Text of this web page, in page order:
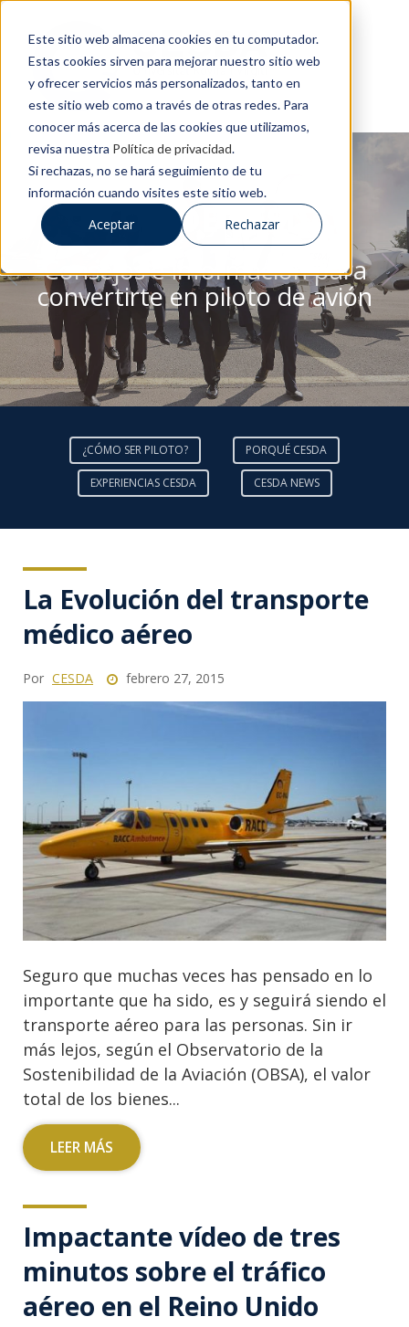
Este sitio web almacena cookies en tu computador.
Estas cookies sirven para mejorar nuestro sitio web
y ofrecer servicios más personalizados, tanto en
este sitio web como a través de otras redes. Para
conocer más acerca de las cookies que utilizamos,
revisa nuestra Política de privacidad.
Si rechazas, no se hará seguimiento de tu
información cuando visites este sitio web.
Aceptar Rechazar
BLOG DE CESDA
Consejos e información para
convertirte en piloto de avión
¿CÓMO SER PILOTO? PORQUÉ CESDA
EXPERIENCIAS CESDA CESDA NEWS
La Evolución del transporte
médico aéreo
Por CESDA febrero 27, 2015
Seguro que muchas veces has pensado en lo
importante que ha sido, es y seguirá siendo el
transporte aéreo para las personas. Sin ir
más lejos, según el Observatorio de la
Sostenibilidad de la Aviación (OBSA), el valor
total de los bienes...
LEER MÁS
Impactante vídeo de tres
minutos sobre el tráfico
aéreo en el Reino Unido